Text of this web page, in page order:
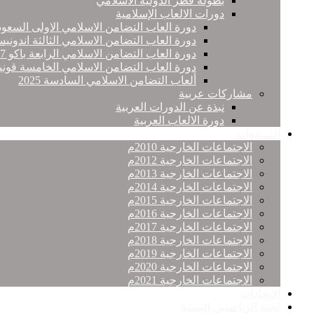
دورات الالعاب الإسلامية
دورة العاب التضامن الاسلامي الاولى
دورة العاب التضامن الاسلامي الثالثة
دورة العاب التضامن الاسلامي الرابعة باكو 2017
دورة العاب التضامن الاسلامي الخامسة
ألعاب التضامن الاسلامي السادسة 2025
مشاركات عربية
نبذة عن الدورات العربية
دورة الالعاب العربية
الاجتماعات الخارجية 2010م
الاجتماعات الخارجية 2012م
الاجتماعات الخارجية 2013م
الاجتماعات الخارجية 2014م
الاجتماعات الخارجية 2015م
الاجتماعات الخارجية 2016م
الاجتماعات الخارجية 2017م
الاجتماعات الخارجية 2018م
الاجتماعات الخارجية 2019م
الاجتماعات الخارجية 2020م
الاجتماعات الخارجية 2021م